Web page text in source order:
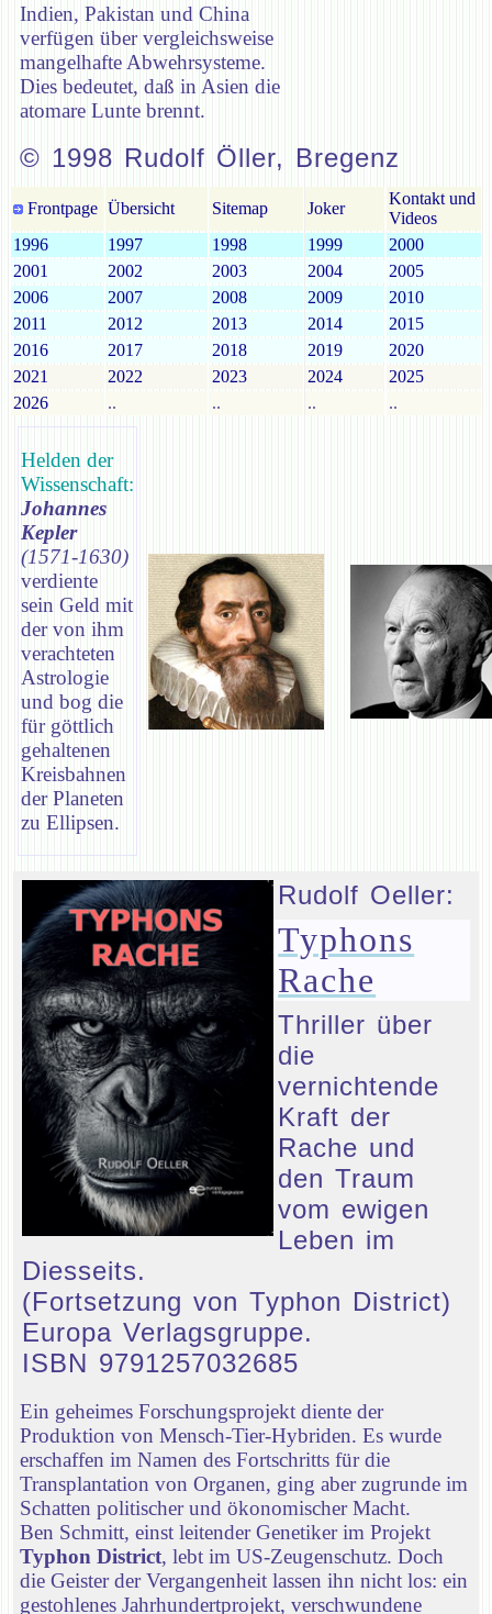
Indien, Pakistan und China
verfügen über vergleichsweise
mangelhafte Abwehrsysteme.
Dies bedeutet, daß in Asien die
atomare Lunte brennt.
© 1998 Rudolf Öller, Bregenz
Frontpage Übersicht Sitemap Joker
Kontakt und
Videos
1996
1997 1998 1999
2000
2001
2002 2003 2004
2005
2006
2007 2008 2009
2010
2011
2012 2013 2014
2015
2016
2017 2018 2019
2020
2021
2022 2023 2024
2025
2026
.. .. .. ..
Helden der
Wissenschaft:
Johannes
Kepler
(1571-1630)
verdiente
sein Geld mit
der von ihm
verachteten
Astrologie
und bog die
für göttlich
gehaltenen
Kreisbahnen
der Planeten
zu Ellipsen.
Rudolf Oeller:
Typhons
Rache
Thriller über
die
vernichtende
Kraft der
Rache und
den Traum
vom ewigen
Leben im
Diesseits.
(Fortsetzung von Typhon District)
Europa Verlagsgruppe.
ISBN 9791257032685
Ein geheimes Forschungsprojekt diente der
Produktion von Mensch-Tier-Hybriden. Es wurde
erschaffen im Namen des Fortschritts für die
Transplantation von Organen, ging aber zugrunde im
Schatten politischer und ökonomischer Macht.
Ben Schmitt, einst leitender Genetiker im Projekt
Typhon District, lebt im US-Zeugenschutz. Doch
die Geister der Vergangenheit lassen ihn nicht los: ein
gestohlenes Jahrhundertprojekt, verschwundene